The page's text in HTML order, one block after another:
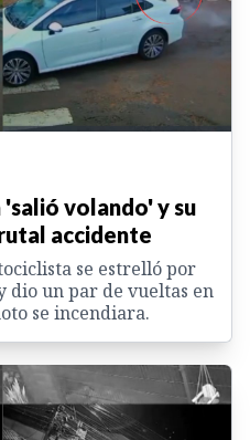
volando' y su
accidente
se estrelló por
dio un par de vueltas en
se incendiara.